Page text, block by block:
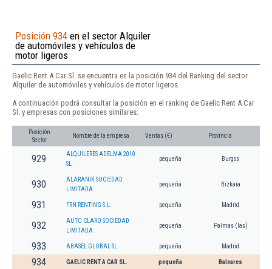
Posición 934 en el sector Alquiler
de automóviles y vehículos de
motor ligeros
Gaelic Rent A Car Sl. se encuentra en la posición 934 del Ranking del sector
Alquiler de automóviles y vehículos de motor ligeros.
A continuación podrá consultar la posición en el ranking de Gaelic Rent A Car
Sl. y empresas con posiciones similares:
Posición
Sector
Nombre de la empresa Ventas (€) Provincia
929
ALQUILERES ADELMA 2010
SL
pequeña Burgos
930
ALARANIK SOCIEDAD
LIMITADA.
pequeña Bizkaia
931 FRN RENTING S.L. pequeña Madrid
932
AUTO CLARO SOCIEDAD
LIMITADA.
pequeña Palmas (las)
933 ABASEL GLOBAL SL. pequeña Madrid
934 GAELIC RENT A CAR SL. pequeña Baleares